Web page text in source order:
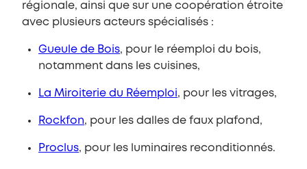
régionale, ainsi que sur une coopération étroite
avec plusieurs acteurs spécialisés :
Gueule de Bois, pour le réemploi du bois,
notamment dans les cuisines,
La Miroiterie du Réemploi, pour les vitrages,
Rockfon, pour les dalles de faux plafond,
Proclus, pour les luminaires reconditionnés.